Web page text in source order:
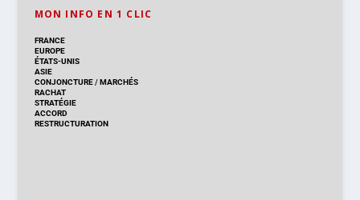
MON INFO EN 1 CLIC
FRANCE
EUROPE
ÉTATS-UNIS
ASIE
CONJONCTURE/MARCHÉS
RACHAT
STRATÉGIE
ACCORD
RESTRUCTURATION